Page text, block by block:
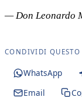
— Don Leonardo
CONDIVIDI QUESTO
WhatsApp
Email